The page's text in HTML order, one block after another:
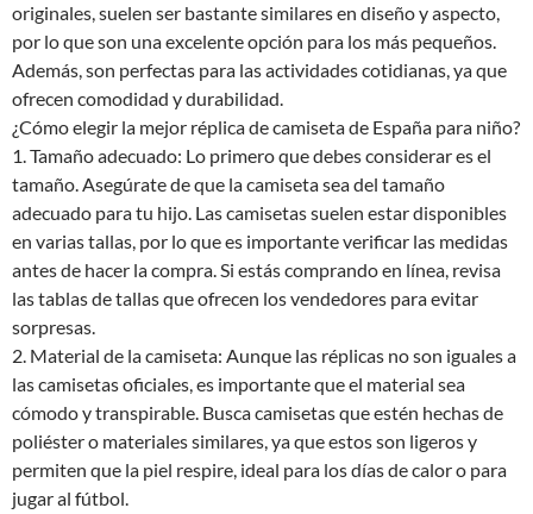
originales, suelen ser bastante similares en diseño y aspecto,
por lo que son una excelente opción para los más pequeños.
Además, son perfectas para las actividades cotidianas, ya que
ofrecen comodidad y durabilidad.
¿Cómo elegir la mejor réplica de camiseta de España para niño?
1. Tamaño adecuado: Lo primero que debes considerar es el
tamaño. Asegúrate de que la camiseta sea del tamaño
adecuado para tu hijo. Las camisetas suelen estar disponibles
en varias tallas, por lo que es importante verificar las medidas
antes de hacer la compra. Si estás comprando en línea, revisa
las tablas de tallas que ofrecen los vendedores para evitar
sorpresas.
2. Material de la camiseta: Aunque las réplicas no son iguales a
las camisetas oficiales, es importante que el material sea
cómodo y transpirable. Busca camisetas que estén hechas de
poliéster o materiales similares, ya que estos son ligeros y
permiten que la piel respire, ideal para los días de calor o para
jugar al fútbol.